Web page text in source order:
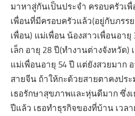
มาหาสู่กันเป็นประจำ ครอบครัวเ
เพื่อนที่มีครอบครัวแล้ว(อยู่กับภร
เพื่อน) แม่เพื่อน น้องสาวเพื่อนอา
เล็ก อายุ 28 ปี(ทำงานต่างจังหวัด)
แม่เพื่อนอายุ 54 ปี แต่ยังสวยมาก
สายจีน ถ้าให้กะด้วยสายตาคงประ
เธอรักษาสุขภาพและหุ่นดีมาก ซึ่ง
ปีแล้ว เธอทำธุรกิจของที่บ้าน เวล